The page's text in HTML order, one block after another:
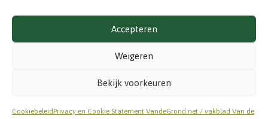
Accepteren
Weigeren
Bekijk voorkeuren
CookiebeleidPrivacy en Cookie Statement VandeGrond.net / vakblad Van de
info@vandegrond.net